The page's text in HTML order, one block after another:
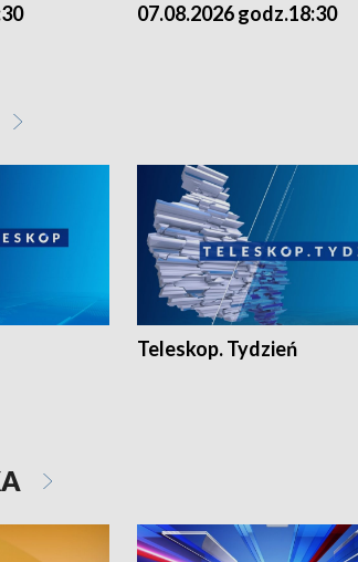
07.08.2026 godz.18:30
Teleskop. Tydzień